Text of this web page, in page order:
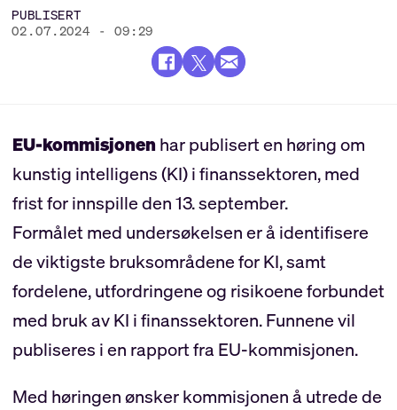
PUBLISERT
02.07.2024 - 09:29
EU-kommisjonenhar publisert en høring om
kunstig intelligens (KI) i finanssektoren, med
frist for innspille den 13. september.
Formålet med undersøkelsen er å identifisere
de viktigste bruksområdene for KI, samt
fordelene, utfordringene og risikoene forbundet
med bruk av KI i finanssektoren. Funnene vil
publiseres i en rapport fra EU-kommisjonen.
Med høringen ønsker kommisjonen å utrede de